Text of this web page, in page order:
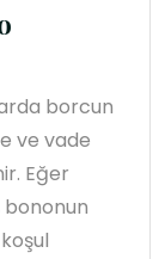
borcun
ve vade
Eğer
bononun